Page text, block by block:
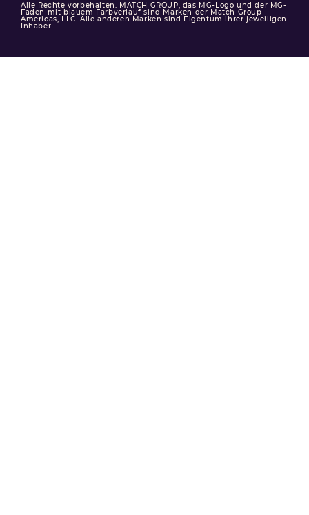
Alle Rechte vorbehalten. MATCH GROUP, das MG-Logo und der MG-
Faden mit blauem Farbverlauf sind Marken der Match Group
Americas, LLC. Alle anderen Marken sind Eigentum ihrer jeweiligen
Inhaber.